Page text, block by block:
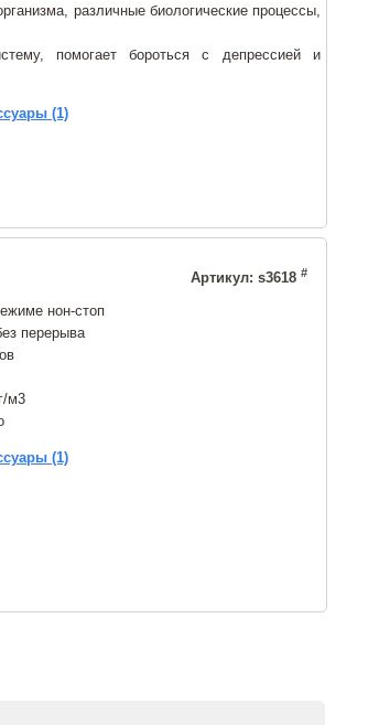
различные биологические процессы,
помогает бороться с депрессией и
(1)
Артикул: s3618 #
нон-стоп
перерыва
м3
(1)